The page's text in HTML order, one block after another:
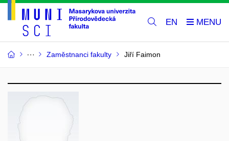
EN
Zaměstnanci fakulty Jiří Faimon